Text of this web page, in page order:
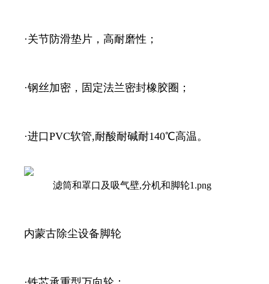
·关节防滑垫片，高耐磨性；
·钢丝加密，固定法兰密封橡胶圈；
·进口PVC软管,耐酸耐碱耐140℃高温。
内蒙古除尘设备脚轮